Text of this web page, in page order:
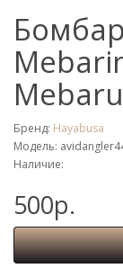
Бренд: Hayabusa
Модель:
Наличие:
500р.